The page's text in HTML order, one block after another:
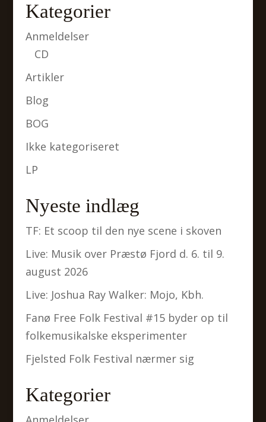
Kategorier
Anmeldelser
CD
Artikler
Blog
BOG
Ikke kategoriseret
LP
Nyeste indlæg
TF: Et scoop til den nye scene i skoven
Live: Musik over Præstø Fjord d. 6. til 9.
august 2026
Live: Joshua Ray Walker: Mojo, Kbh.
Fanø Free Folk Festival #15 byder op til
folkemusikalske eksperimenter
Fjelsted Folk Festival nærmer sig
Kategorier